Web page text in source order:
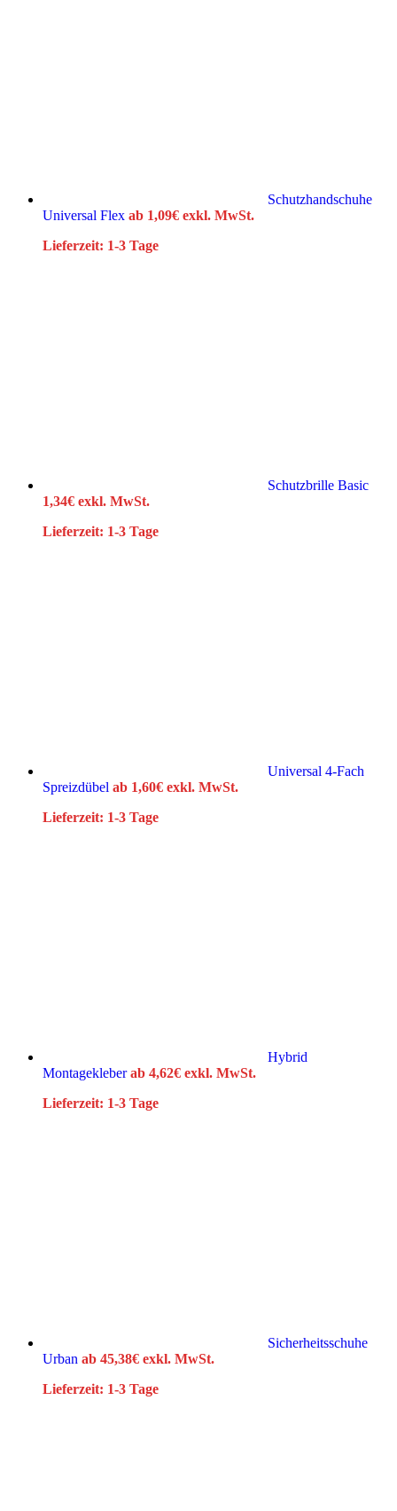
Schutzhandschuhe
Universal Flex ab 1,09€ exkl. MwSt.
Lieferzeit: 1-3 Tage
Schutzbrille Basic
1,34€ exkl. MwSt.
Lieferzeit: 1-3 Tage
Universal 4-Fach
Spreizdübel ab 1,60€ exkl. MwSt.
Lieferzeit: 1-3 Tage
Hybrid
Montagekleberab 4,62€ exkl. MwSt.
Lieferzeit: 1-3 Tage
Sicherheitsschuhe
Urban ab 45,38€ exkl. MwSt.
Lieferzeit: 1-3 Tage